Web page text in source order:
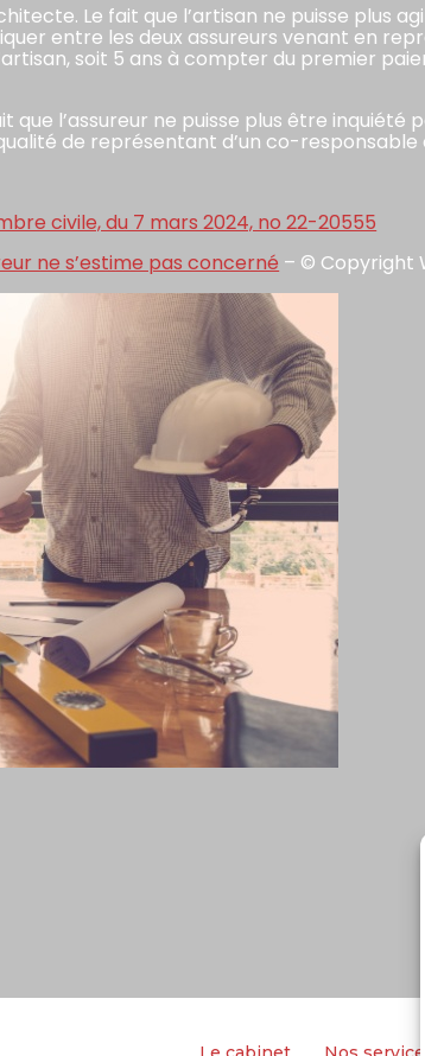
Le fait que l’artisan ne puisse plus
entre les deux assureurs venant en
soit 5 ans à compter du premier
que l’assureur ne puisse plus être
de représentant d’un co-
civile, du 7 mars 2024, no 22-20555
ne s’estime pas concerné – © Copyright